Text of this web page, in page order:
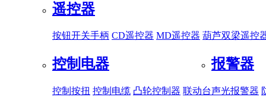
遥控器
按钮开关手柄 CD遥控器 MD遥控器 葫芦双梁遥控
控制电器
控制按扭 控制电缆 凸轮控制器 联动台
报警器
声光报警器